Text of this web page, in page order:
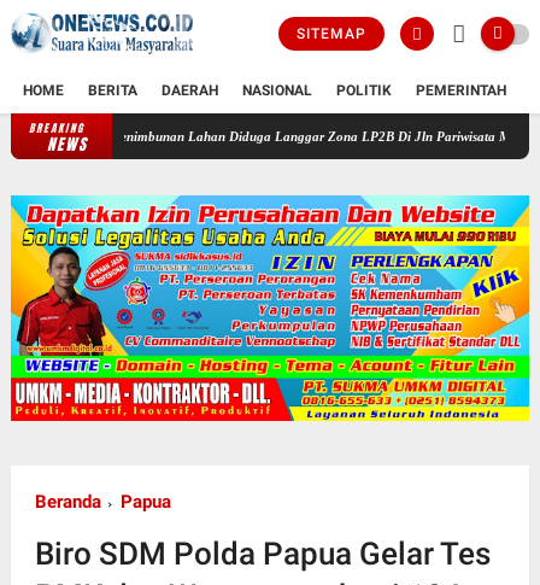
SITEMAP
HOME BERITA DAERAH NASIONAL POLITIK PEMERINTAH
BREAKING
NEWS
Penimbunan Lahan Diduga Langgar Zona LP2B Di Jln Pariwisata Macanda Gowa,
Beranda Papua
Biro SDM Polda Papua Gelar Tes